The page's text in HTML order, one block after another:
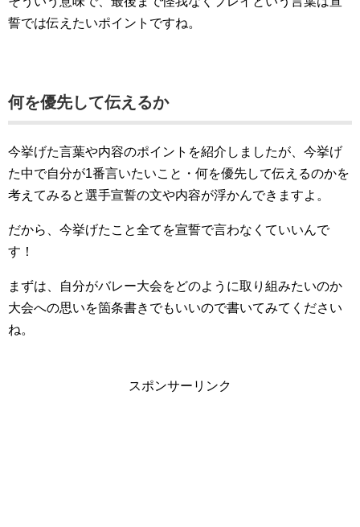
誓では伝えたいポイントですね。
何を優先して伝えるか
今挙げた言葉や内容のポイントを紹介しましたが、今挙げ
た中で自分が1番言いたいこと・何を優先して伝えるのかを
考えてみると選手宣誓の文や内容が浮かんできますよ。
だから、今挙げたこと全てを宣誓で言わなくていいんで
す！
まずは、自分がバレー大会をどのように取り組みたいのか
大会への思いを箇条書きでもいいので書いてみてください
ね。
スポンサーリンク